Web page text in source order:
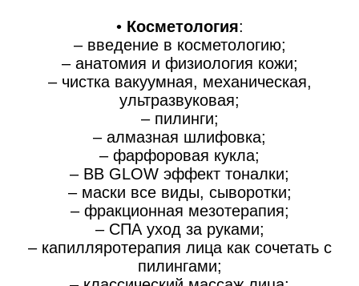
• Косметология:
– введение в косметологию;
– анатомия и физиология кожи;
– чистка вакуумная, механическая,
ультразвуковая;
– пилинги;
– алмазная шлифовка;
– фарфоровая кукла;
– BB GLOW эффект тоналки;
– маски все виды, сыворотки;
– фракционная мезотерапия;
– СПА уход за руками;
– капилляротерапия лица как сочетать с
пилингами;